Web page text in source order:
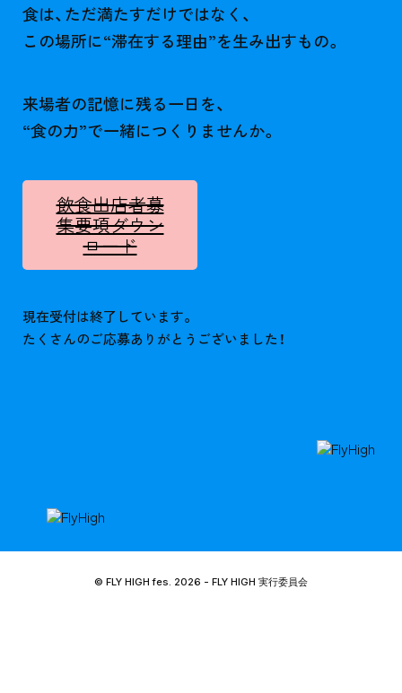
食は、ただ満たすだけではなく、
この場所に“滞在する理由”を生み出すもの。
来場者の記憶に残る一日を、
“食の力”で一緒につくりませんか。
飲食出店者募
集要項ダウン
ロード
現在受付は終了しています。
たくさんのご応募ありがとうございました！
© FLY HIGH fes. 2026 - FLY HIGH 実行委員会